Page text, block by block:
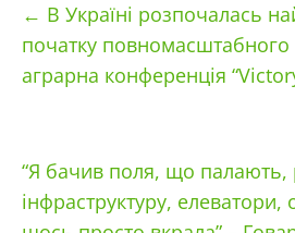
← В Україні розпочалась
початку повномасштабного
аграрна конференція
“Я бачив поля, що палають,
інфраструктуру, елеватори,